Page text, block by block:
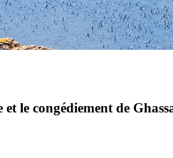
le congédiement de